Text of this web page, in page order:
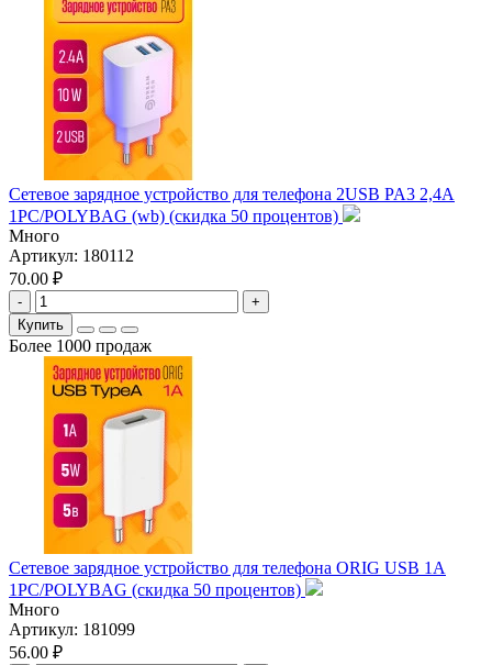
Сетевое зарядное устройство для телефона 2USB PA3 2,4A
1PC/POLYBAG (wb) (скидка 50 процентов)
Много
Артикул: 180112
70.00 ₽
-
+
Купить
Более 1000 продаж
Сетевое зарядное устройство для телефона ORIG USB 1A
1PC/POLYBAG (скидка 50 процентов)
Много
Артикул: 181099
56.00 ₽